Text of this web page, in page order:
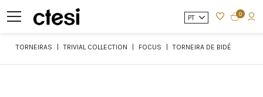
PT 0
TORNEIRAS TRIVIAL COLLECTION FOCUS TORNEIRA DE BIDÉ